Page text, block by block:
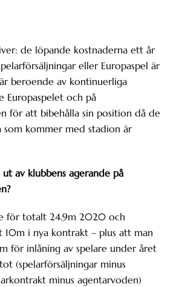
de löpande kostnaderna ett år
eller Europaspel är
beroende av kontinuerliga
Europaspelet och på
för att bibehålla sin position då de
som kommer med stadion är
ut av klubbens agerande på
för totalt 24.9m 2020 och
10m i nya kontrakt – plus att man
för inlåning av spelare under året
(spelarförsäljningar minus
minus agentarvoden)